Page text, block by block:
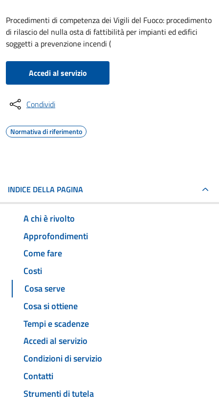
Procedimenti di competenza dei Vigili del Fuoco: procedimento
di rilascio del nulla osta di fattibilità per impianti ed edifici
soggetti a prevenzione incendi (
Accedi al servizio
Condividi
Normativa di riferimento
INDICE DELLA PAGINA
A chi è rivolto
Approfondimenti
Come fare
Costi
Cosa serve
Cosa si ottiene
Tempi e scadenze
Accedi al servizio
Condizioni di servizio
Contatti
Strumenti di tutela